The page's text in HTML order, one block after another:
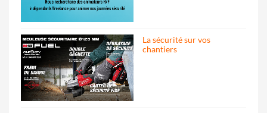
La sécurité sur vos
chantiers